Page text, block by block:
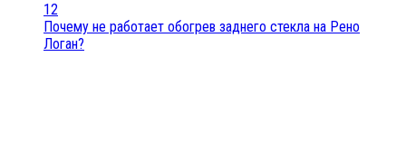
12
Почему не работает обогрев заднего стекла на Рено
Логан?